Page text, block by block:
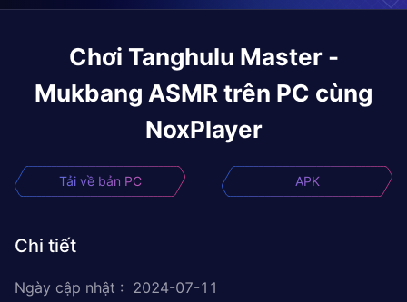
Chơi Tanghulu Master -
Mukbang ASMR trên PC cùng
NoxPlayer
Tải về bản PC APK
Chi tiết
Ngày cập nhật : 2024-07-11